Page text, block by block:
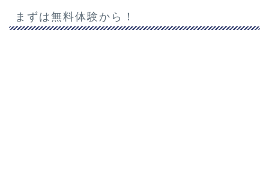
まずは無料体験から！